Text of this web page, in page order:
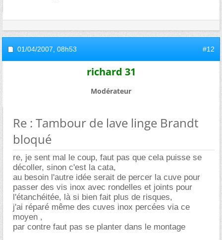
01/04/2007, 08h53 #12
richard 31
Modérateur
Re : Tambour de lave linge Brandt
bloqué
re, je sent mal le coup, faut pas que cela puisse se
décoller, sinon c'est la cata,
au besoin l'autre idée serait de percer la cuve pour
passer des vis inox avec rondelles et joints pour
l'étanchéitée, là si bien fait plus de risques,
j'ai réparé même des cuves inox percées via ce
moyen ,
par contre faut pas se planter dans le montage